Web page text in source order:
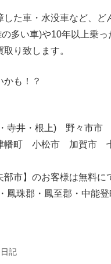
た車・水没車など、ど
多い車)や10年以上乗
り致します。
も！？
寺井・根上) 野々市
幡町 小松市 加賀市
】のお客様は無料に
珠郡・鳳至郡・中能登
記